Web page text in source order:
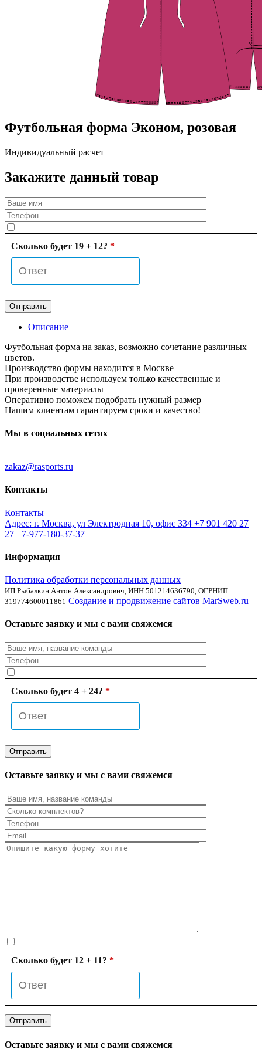
Футбольная форма Эконом, розовая
Индивидуальный расчет
Закажите данный товар
Сколько будет 19 + 12? *
Описание
Футбольная форма на заказ, возможно сочетание различных
цветов.
Производство формы находится в Москве
При производстве используем только качественные и
проверенные материалы
Оперативно поможем подобрать нужный размер
Нашим клиентам гарантируем сроки и качество!
Мы в социальных сетях
zakaz@rasports.ru
Контакты
Контакты
Адрес: г. Москва, ул Электродная 10, офис 334 +7 901 420 27
27 +7-977-180-37-37
Информация
Политика обработки персональных данных
ИП Рыбалкин Антон Александрович, ИНН 501214636790, ОГРНИП
319774600011861 Создание и продвижение сайтов MarSweb.ru
Оставьте заявку и мы с вами свяжемся
Сколько будет 4 + 24? *
Оставьте заявку и мы с вами свяжемся
Сколько будет 12 + 11? *
Оставьте заявку и мы с вами свяжемся